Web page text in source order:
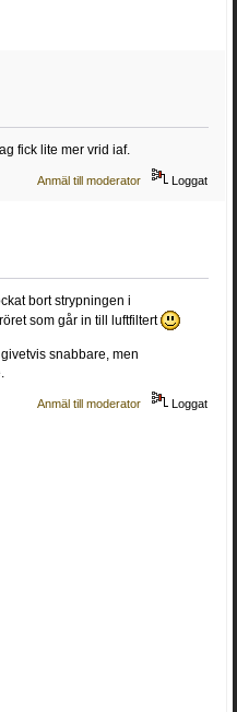
fick lite mer vrid iaf.
Anmäl till moderator Loggat
bort strypningen i
som går in till luftfiltert
snabbare, men
Anmäl till moderator Loggat